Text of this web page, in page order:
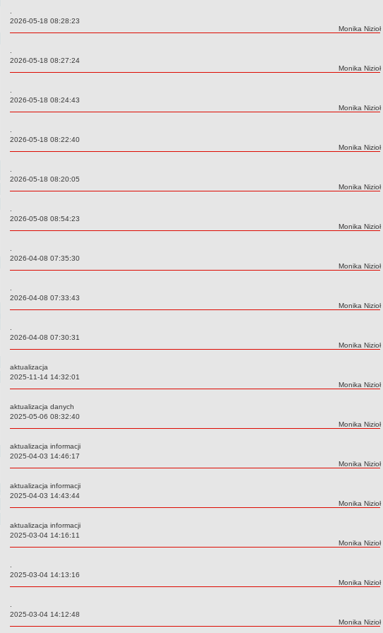
Data:
2026-05-18 08:28:23
Autor:
Monika Nizioł
Data:
2026-05-18 08:27:24
Autor:
Monika Nizioł
Data:
2026-05-18 08:24:43
Autor:
Monika Nizioł
Data:
2026-05-18 08:22:40
Autor:
Monika Nizioł
Data:
2026-05-18 08:20:05
Autor:
Monika Nizioł
Data:
2026-05-08 08:54:23
Autor:
Monika Nizioł
Data:
2026-04-08 07:35:30
Autor:
Monika Nizioł
Data:
2026-04-08 07:33:43
Autor:
Monika Nizioł
Data:
2026-04-08 07:30:31
Autor:
Monika Nizioł
aktualizacja
Data:
2025-11-14 14:32:01
Autor:
Monika Nizioł
aktualizacja danych
Data:
2025-05-06 08:32:40
Autor:
Monika Nizioł
aktualizacja informacji
Data:
2025-04-03 14:46:17
Autor:
Monika Nizioł
aktualizacja informacji
Data:
2025-04-03 14:43:44
Autor:
Monika Nizioł
aktualizacja informacji
Data:
2025-03-04 14:16:11
Autor:
Monika Nizioł
Data:
2025-03-04 14:13:16
Autor:
Monika Nizioł
Data:
2025-03-04 14:12:48
Autor:
Monika Nizioł